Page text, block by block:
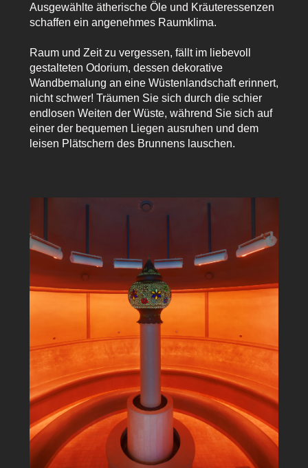
Ausgewählte ätherische Öle und Kräuteressenzen
schaffen ein angenehmes Raumklima.
Raum und Zeit zu vergessen, fällt im liebevoll
gestalteten Odorium, dessen dekorative
Wandbemalung an eine Wüstenlandschaft erinnert,
nicht schwer! Träumen Sie sich durch die schier
endlosen Weiten der Wüste, während Sie sich auf
einer der bequemen Liegen ausruhen und dem
leisen Plätschern des Brunnens lauschen.